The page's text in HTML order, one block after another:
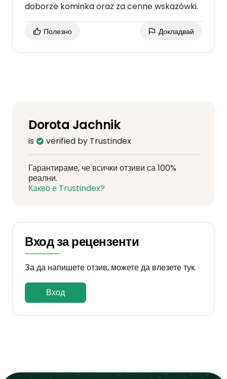
doborze kominka oraz za cenne wskazówki.
Полезно Докладвай
Dorota Jachnik
is verified by Trustindex
Гарантираме, че всички отзиви са 100%
реални.
Какво е Trustindex?
Вход за рецензенти
За да напишете отзив, можете да влезете тук.
Вход